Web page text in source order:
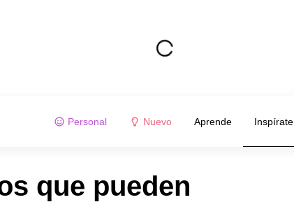
Personal Nuevo Aprende Inspírate
que pueden